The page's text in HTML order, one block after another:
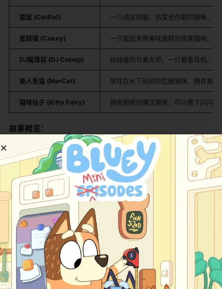
猫鼠 (CatRat) 一只调皮捣蛋、热爱恶作剧的猫咪，
蛋糕猫 (Cakey) 一只看起来像美味蛋糕的甜美猫咪。
DJ猫薄荷 (DJ Catnip) 娃娃屋的节奏大师，一只戴着耳机、
美人鱼猫 (MerCat) 居住在水下房间的优雅猫咪，拥有美
猫咪仙子 (Kitty Fairy) 拥有翅膀的魔法猫咪，可以撒下闪闪
故事概览：
每一集《盖比的娃娃屋》都遵循一个令人安心又充满惊喜
的叙事节奏。故事始于现实世界，盖比会收到一个神秘
的、装饰着猫咪图案的礼盒。带着兴奋的心情打开礼盒，
里面装着的物品——可能是一包彩色的绒球、几块积木，
或是一把小铲子——立刻揭示了今天冒险的主题。
接着，盖比戴上她神奇的猫耳发带，念出咒语，瞬间缩
小，穿过一扇小门，进入了她的娃娃屋。这是一个多层楼
的奇幻城堡，每个房间都有独特的主题：有飘着香甜气味
的厨房，有摆满工具和零件的工坊，有色彩斑斓的艺术
室，还有星光点点的太空舱。
在这里，她的猫咪朋友们早已等候多时。今天的任务可能